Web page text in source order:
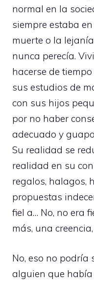
normal en la
siempre estaba
muerte o la
nunca perecía.
hacerse de
sus estudios de
con sus hijos
por no haber
adecuado y
Su realidad se
realidad en su
regalos, halagos,
propuestas
fiel a… No, no era
más, una
No, eso no podría
alguien que